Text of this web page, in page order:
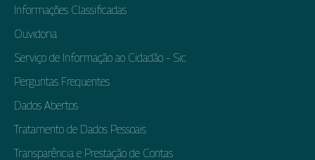
Informações Classificadas
Ouvidoria
Serviço de Informação ao Cidadão – Sic
Perguntas Frequentes
Dados Abertos
Tratamento de Dados Pessoais
Transparência e Prestação de Contas